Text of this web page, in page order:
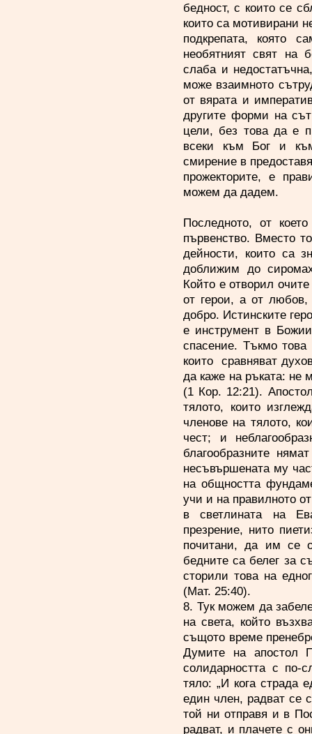
бедност, с които се
които са мотивирани
подкрепата, която
необятният свят на
слаба и
може взаимното
от вярата и
другите форми на
цели, без това да е
всеки към Бог и
смирение в
прожекторите, е
можем да дадем.
Последното, от
първенство. Вместо
дейности, които са
доближим до
Който е отворил
от герои, а от любов,
добро. Истинските
е инструмент в
спасение. Тъкмо
които сравняват
да каже на ръката: не
(1 Кор. 12:21).
тялото, които
членове на тялото,
чест; и
благообразните
несъвършената му
на общността
учи и на правилното
в светлината на
презрение, нито
почитани, да им се
бедните са белег за
сторили това на
(Мат. 25:40).
8. Тук можем да
на света, който
същото време
Думите на апостол
солидарността с по-
тяло: „И кога страда
един член, радват се
той ни отправя и в
радват, и плачете с